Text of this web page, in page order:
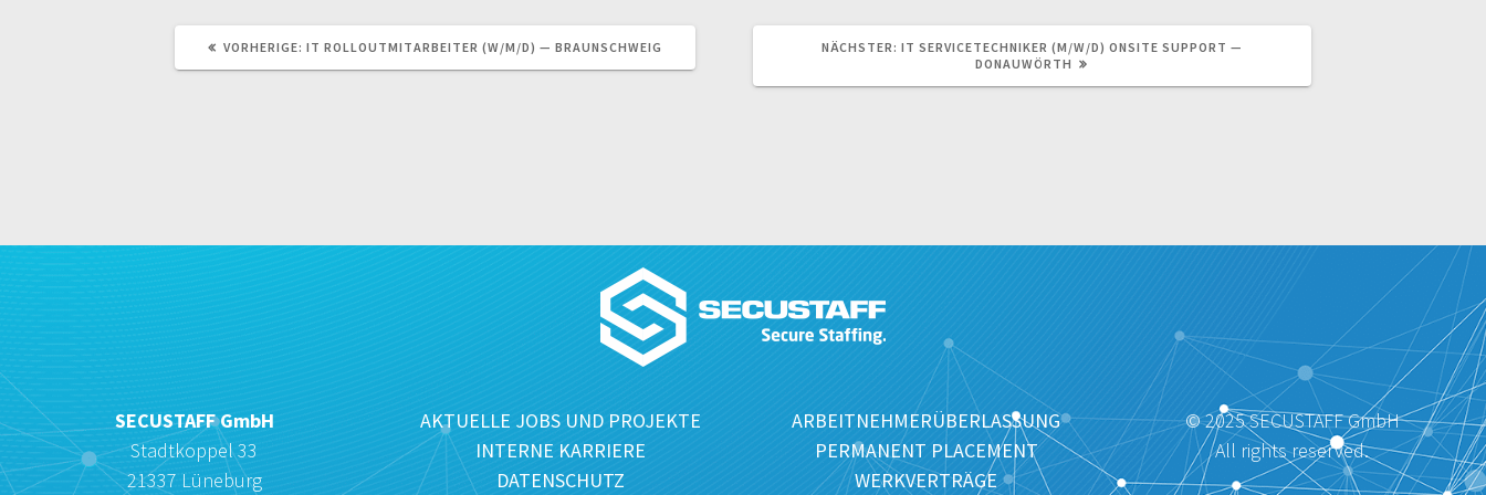
VORHERIGE: VORHERIGER
IT ROLLOUTMITARBEITER (W/M/D) — BRAUNSCHWEIG NÄCHSTER: NÄCHSTER
IT SERVICETECHNIKER (M/W/D) ONSITE SUPPORT —
DONAUWÖRTH
SECUSTAFF GmbH
Stadtkoppel 33
21337 Lüneburg
AKTUELLE JOBS UND PROJEKTE
INTERNE KARRIERE
DATENSCHUTZ
ARBEITNEHMERÜBERLASSUNG
PERMANENT PLACEMENT
WERKVERTRÄGE
© 2025 SECUSTAFF GmbH
All rights reserved.